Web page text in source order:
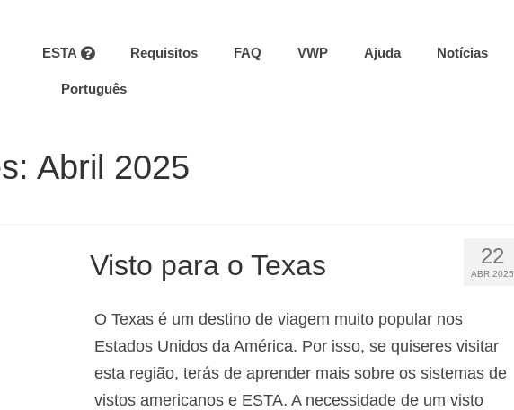
ESTA Requisitos FAQ VWP Ajuda Notícias
Português
Abril 2025
22
ABR 2025
Visto para o Texas
O Texas é um destino de viagem muito popular nos
Estados Unidos da América. Por isso, se quiseres visitar
esta região, terás de aprender mais sobre os sistemas de
vistos americanos e ESTA. A necessidade de um visto